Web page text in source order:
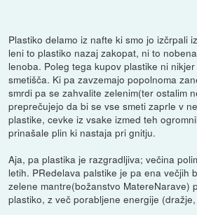
Plastiko delamo iz nafte ki smo jo izčrpali
leni to plastiko nazaj zakopat, ni to
lenoba. Poleg tega kupov plastike ni
smetišča. Ki pa zavzemajo popolnoma
smrdi pa se zahvalite zelenim(ter ostalim
preprečujejo da bi se vse smeti zaprle v
plastike, cevke iz vsake izmed teh
prinašale plin ki nastaja pri gnitju.
Aja, pa plastika je razgradljiva; večina
letih. PRedelava palstike je pa ena večjih
zelene mantre(božanstvo MatereNarave)
plastiko, z več porabljene energije